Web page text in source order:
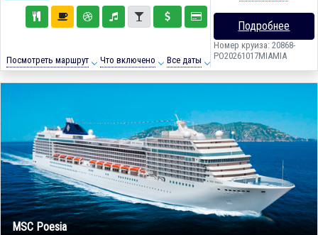
Посмотреть маршрут Что включено Все даты
Подробнее
Номер круиза: 20868-
PO20261017MIAMIA
MSC Poesia